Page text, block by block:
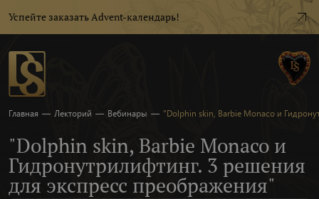
Успейте заказать Advent-календарь!
Главная — Лекторий — Вебинары — "Dolphin skin, Barbie Monaco и
"Dolphin skin, Barbie Monaco и
Гидронутрилифтинг. 3 решения
для экспресс преображения"